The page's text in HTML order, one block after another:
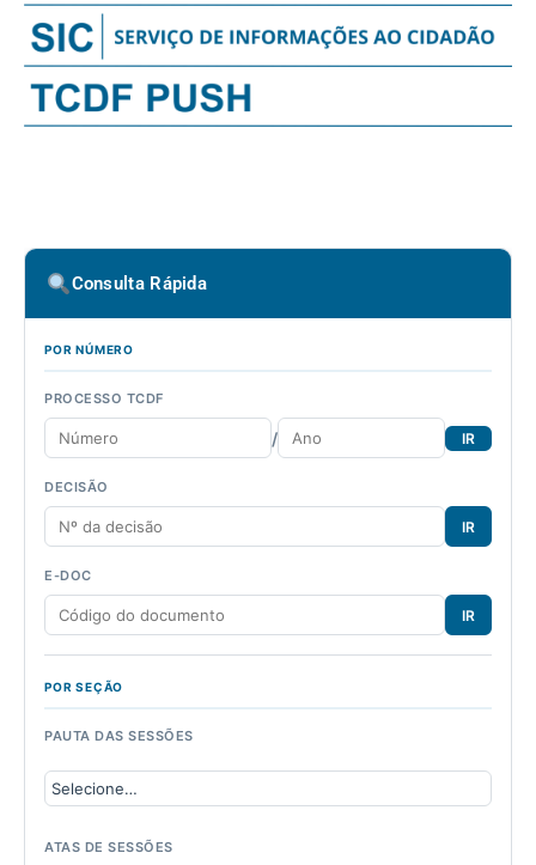
Consulta Rápida
POR NÚMERO
PROCESSO TCDF
/ IR
DECISÃO
IR
E-DOC
IR
POR SEÇÃO
PAUTA DAS SESSÕES
ATAS DE SESSÕES